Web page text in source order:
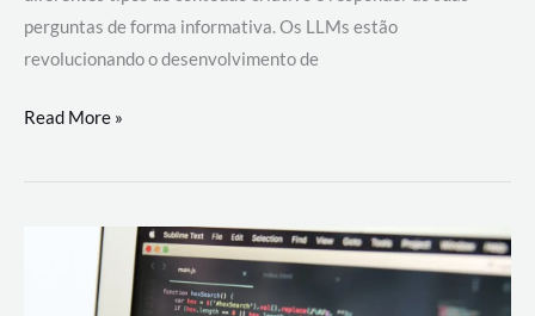
perguntas de forma informativa. Os LLMs estão
revolucionando o desenvolvimento de
Large
Models
Read More »